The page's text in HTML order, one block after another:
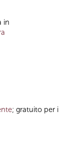
in
; gratuito per i